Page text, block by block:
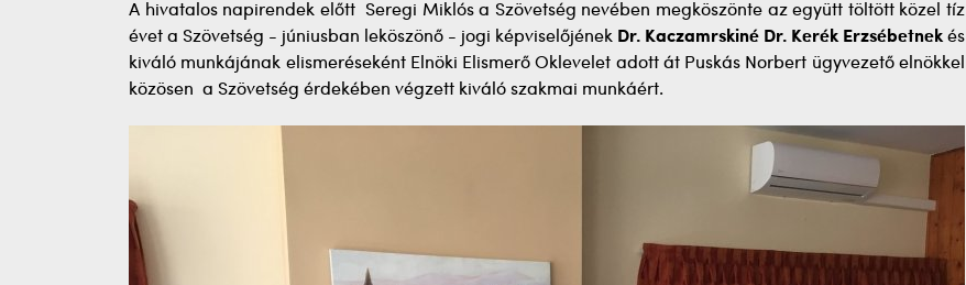
A hivatalos napirendek előtt Seregi Miklós a Szövetség nevében megköszönte az együtt töltött közel tíz
évet a Szövetség - júniusban leköszönő - jogi képviselőjének Dr. Kaczamrskiné Dr. Kerék Erzsébetnekés
kiváló munkájának elismeréseként Elnöki Elismerő Oklevelet adott át Puskás Norbert ügyvezető elnökkel
közösen a Szövetség érdekében végzett kiváló szakmai munkáért.